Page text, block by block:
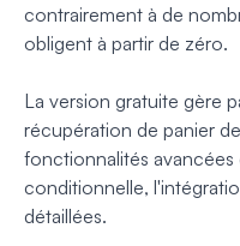
contrairement à de
obligent à partir de zéro.
La version gratuite gère
récupération de panier
fonctionnalités
conditionnelle,
détaillées.